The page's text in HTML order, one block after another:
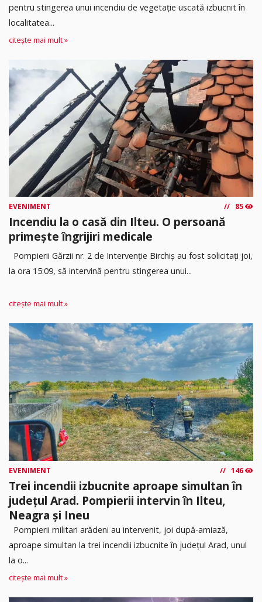
pentru stingerea unui incendiu de vegetație uscată izbucnit în
localitatea...
citește mai mult »
EVENIMENT 85
Incendiu la o casă din Ilteu. O persoană
primește îngrijiri medicale
Pompierii Gărzii nr. 2 de Intervenție Birchiș au fost solicitați joi,
la ora 15:09, să intervină pentru stingerea unui...
citește mai mult »
EVENIMENT 146
Trei incendii izbucnite aproape simultan în
județul Arad. Pompierii intervin în Ilteu,
Neagra și Ineu
Pompierii militari arădeni au intervenit, joi după-amiază,
aproape simultan la trei incendii izbucnite în județul Arad, unul
la o...
citește mai mult »